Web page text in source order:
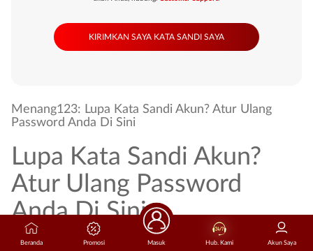
Menang123: Lupa Kata Sandi Akun? Atur Ulang
Password Anda Di Sini
Lupa Kata Sandi Akun?
Atur Ulang Password
Anda Di Sini
Halaman pemulihan kata sandi resmi ini disediakan khusus untuk membantu
Beranda Promosi Masuk Hub. Kami Akun Saya